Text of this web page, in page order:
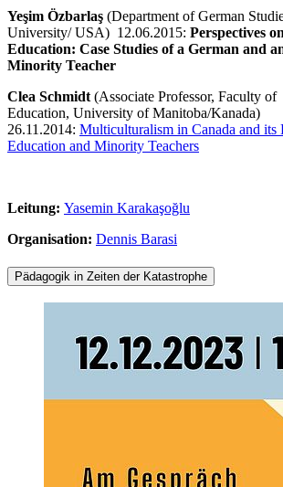
Yeşim Özbarlaş (Department of German
University/ USA) 12.06.2015: Perspectives
Education: Case Studies of a German and
Minority Teacher
Clea Schmidt (Associate Professor, Faculty of
Education, University of Manitoba/Kanada)
26.11.2014: Multiculturalism in Canada and its
Education and Minority Teachers
Leitung: Yasemin Karakaşoğlu
Organisation: Dennis Barasi
Pädagogik in Zeiten der Katastrophe